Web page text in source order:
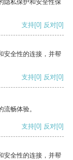
隐私保护和安全性保
支持[0] 反对[0]
安全性的连接，并帮
支持[0] 反对[0]
畅体验。
支持[0] 反对[0]
安全性的连接，并帮